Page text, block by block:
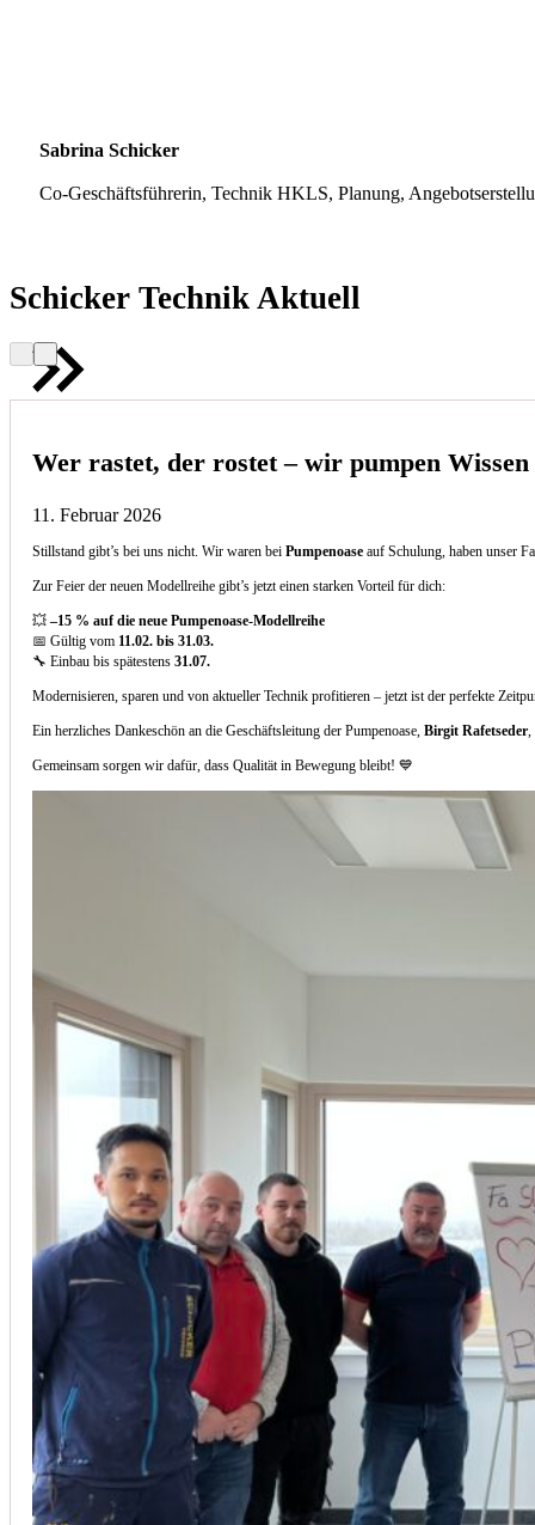
Sabrina Schicker
Co-Geschäftsführerin, Technik HKLS, Planung,
Schicker Technik Aktuell
Wer rastet, der rostet – wir pumpen
11. Februar 2026
Stillstand gibt’s bei uns nicht. Wir waren beiPumpenoase auf Schulung, haben unser
Zur Feier der neuen Modellreihe gibt’s jetzt einen starken Vorteil für dich:
💥–15 % auf die neue Pumpenoase-Modellreihe
📅 Gültig vom 11.02. bis 31.03.
🔧 Einbau bis spätestens31.07.
Modernisieren, sparen und von aktueller Technik profitieren – jetzt ist der perfekte
Ein herzliches Dankeschön an die Geschäftsleitung der Pumpenoase,Birgit Rafetseder
Gemeinsam sorgen wir dafür, dass Qualität in Bewegung bleibt! 💙